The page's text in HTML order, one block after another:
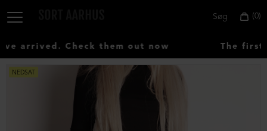
0
Søg
arrived. Check them out now The first
NEDSAT